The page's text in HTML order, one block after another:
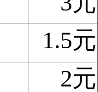
1.5元
2元